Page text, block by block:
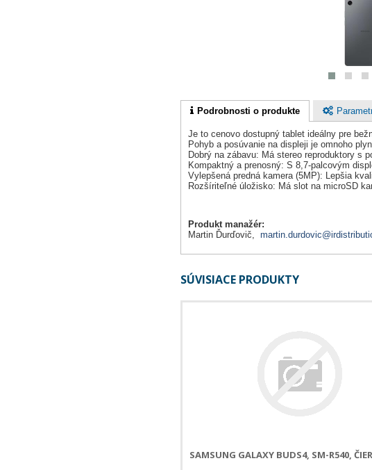
Podrobnosti o produkte
Je to cenovo dostupný tablet ideálny pre
Pohyb a posúvanie na displeji je omnoho
Dobrý na zábavu: Má stereo reproduktory s
Kompaktný a prenosný: S 8,7-palcovým
Vylepšená predná kamera (5MP): Lepšia
Rozšíriteľné úložisko: Má slot na microSD
Produkt manažér:
Martin Ďurďovič,
SÚVISIACE PRODUKTY
SAMSUNG GALAXY BUDS4, SM-R540,